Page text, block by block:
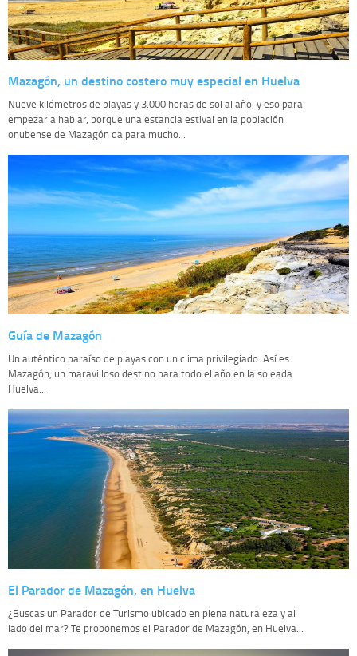
Mazagón, un destino costero muy especial en Huelva
Nueve kilómetros de playas y 3.000 horas de sol al año, y eso para
empezar a hablar, porque una estancia estival en la población
onubense de Mazagón da para mucho...
Guía de Mazagón
Un auténtico paraíso de playas con un clima privilegiado. Así es
Mazagón, un maravilloso destino para todo el año en la soleada
Huelva...
El Parador de Mazagón, en Huelva
¿Buscas un Parador de Turismo ubicado en plena naturaleza y al
lado del mar? Te proponemos el Parador de Mazagón, en Huelva...